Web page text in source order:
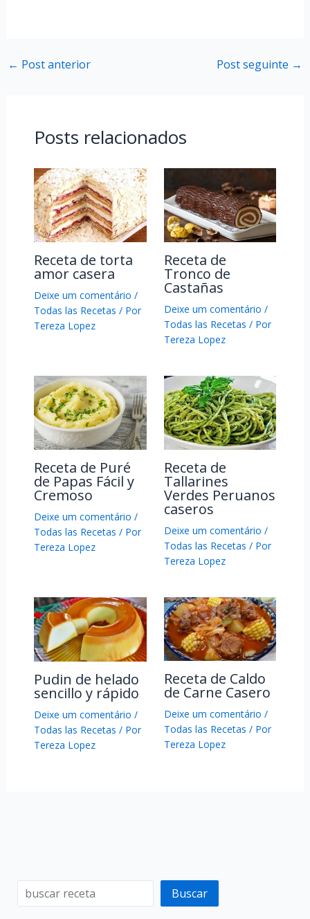
← Post anterior Post seguinte →
Posts relacionados
Receta de torta
amor casera
Deixe um comentário /
Todas las Recetas / Por
Tereza Lopez
Receta de
Tronco de
Castañas
Deixe um comentário /
Todas las Recetas / Por
Tereza Lopez
Receta de Puré
de Papas Fácil y
Cremoso
Deixe um comentário /
Todas las Recetas / Por
Tereza Lopez
Receta de
Tallarines
Verdes Peruanos
caseros
Deixe um comentário /
Todas las Recetas / Por
Tereza Lopez
Pudin de helado
sencillo y rápido
Deixe um comentário /
Todas las Recetas / Por
Tereza Lopez
Receta de Caldo
de Carne Casero
Deixe um comentário /
Todas las Recetas / Por
Tereza Lopez
Buscar